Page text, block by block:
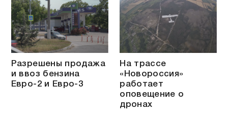
Разрешены продажа
и ввоз бензина
Евро-2 и Евро-3
На трассе
«Новороссия»
работает
оповещение о
дронах